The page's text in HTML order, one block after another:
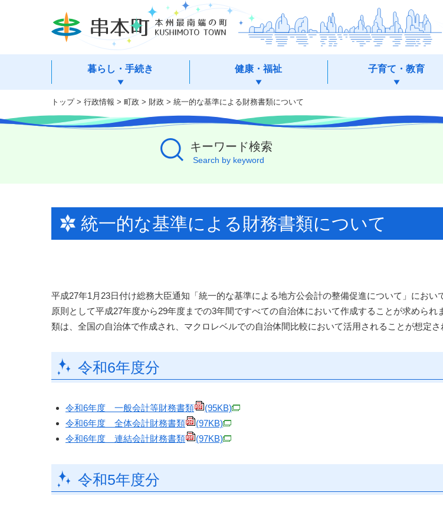
移
暮らし・手続き 健康・福祉 子育て・教育
トップ> 行政情報 > 町政 > 財政 > 統一的な基準による財務書類について
キーワード検索
Search by keyword
統一的な基準による財務書類について
平成27年1月23日付け総務大臣通知「統一的な基準による地方公会計の整備促進について」におい
原則として平成27年度から29年度までの3年間ですべての自治体において作成することが求められ
類は、全国の自治体で作成され、マクロレベルでの自治体間比較において活用されることが想定さ
令和6年度分
令和6年度 一般会計等財務書類
(95KB)
令和6年度 全体会計財務書類
(97KB)
令和6年度 連結会計財務書類
(97KB)
令和5年度分